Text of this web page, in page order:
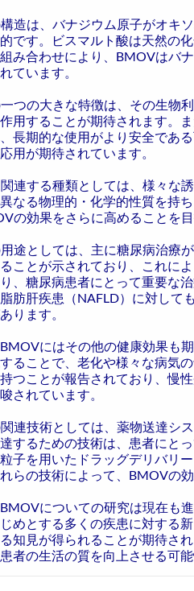
造は、バナジウム原子がオキ
です。ビスマルト酸は天然の
み合わせにより、BMOVはバ
ています。
つの大きな特徴は、その生物
用することが期待されます。
長期的な使用がより安全であ
用が期待されています。
連する種類としては、様々な
なる物理的・化学的性質を持
の効果をさらに高めることを
途としては、主に糖尿病治療
ことが示されており、これに
、糖尿病患者にとって重要な
肪肝疾患（NAFLD）に対して
ります。
にはその他の健康効果も
ることで、老化や様々な病気
つことが報告されており、慢
されています。
連技術としては、薬物送達シ
するための技術は、患者にと
子を用いたドラッグデリバリ
らの技術によって、BMOVの
についての研究は現在も
めとする多くの疾患に対する
知見が得られることが期待さ
者の生活の質を向上させる可